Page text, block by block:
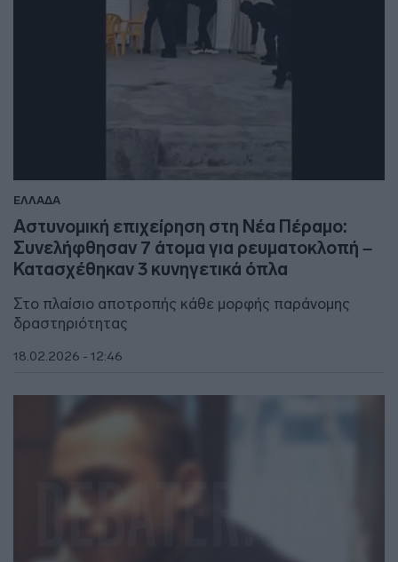
ΕΛΛΑΔΑ
Αστυνομική επιχείρηση στη Νέα Πέραμο:
Συνελήφθησαν 7 άτομα για ρευματοκλοπή –
Κατασχέθηκαν 3 κυνηγετικά όπλα
Στο πλαίσιο αποτροπής κάθε μορφής παράνομης
δραστηριότητας
18.02.2026 - 12:46